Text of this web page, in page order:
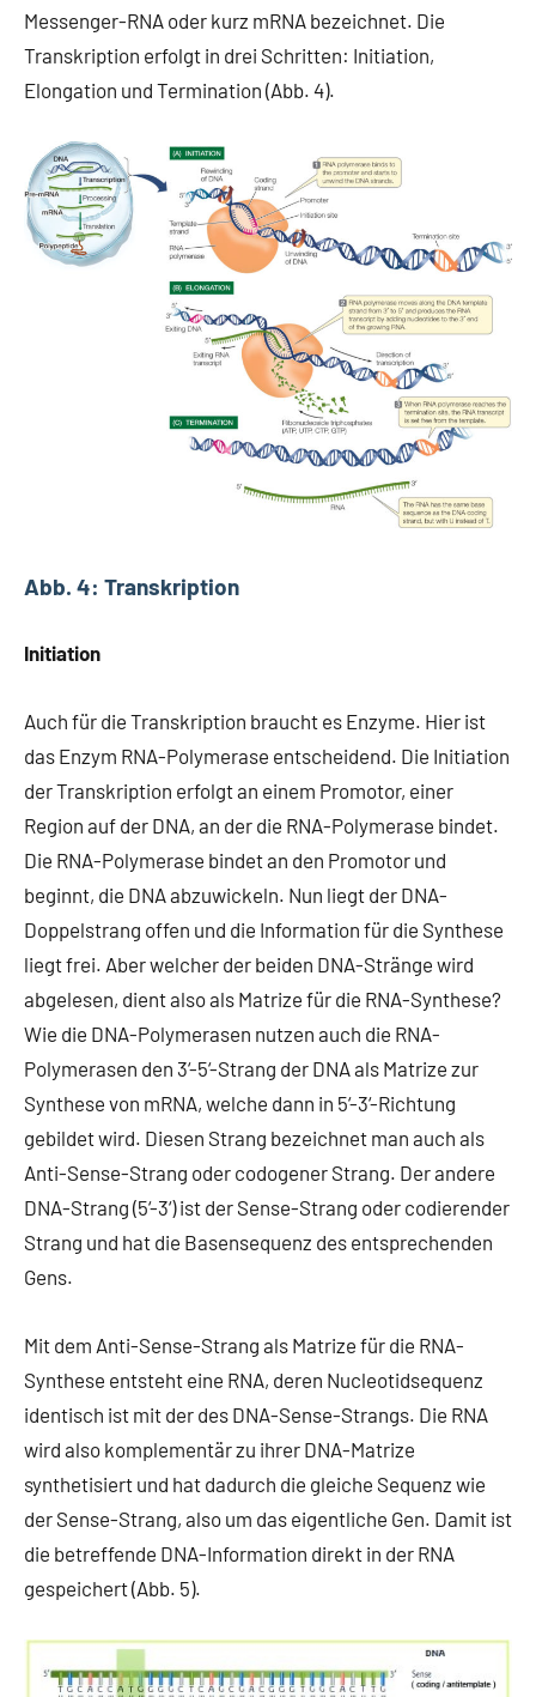
Messenger-RNA oder kurz mRNA bezeichnet. Die
Transkription erfolgt in drei Schritten: Initiation,
Elongation und Termination (Abb. 4).
Abb. 4: Transkription
Initiation
Auch für die Transkription braucht es Enzyme. Hier ist
das Enzym RNA-Polymerase entscheidend. Die Initiation
der Transkription erfolgt an einem Promotor, einer
Region auf der DNA, an der die RNA-Polymerase bindet.
Die RNA-Polymerase bindet an den Promotor und
beginnt, die DNA abzuwickeln. Nun liegt der DNA-
Doppelstrang offen und die Information für die Synthese
liegt frei. Aber welcher der beiden DNA-Stränge wird
abgelesen, dient also als Matrize für die RNA-Synthese?
Wie die DNA-Polymerasen nutzen auch die RNA-
Polymerasen den 3‘-5‘-Strang der DNA als Matrize zur
Synthese von mRNA, welche dann in 5‘-3‘-Richtung
gebildet wird. Diesen Strang bezeichnet man auch als
Anti-Sense-Strang oder codogener Strang. Der andere
DNA-Strang (5‘-3‘) ist der Sense-Strang oder codierender
Strang und hat die Basensequenz des entsprechenden
Gens.
Mit dem Anti-Sense-Strang als Matrize für die RNA-
Synthese entsteht eine RNA, deren Nucleotidsequenz
identisch ist mit der des DNA-Sense-Strangs. Die RNA
wird also komplementär zu ihrer DNA-Matrize
synthetisiert und hat dadurch die gleiche Sequenz wie
der Sense-Strang, also um das eigentliche Gen. Damit ist
die betreffende DNA-Information direkt in der RNA
gespeichert (Abb. 5).